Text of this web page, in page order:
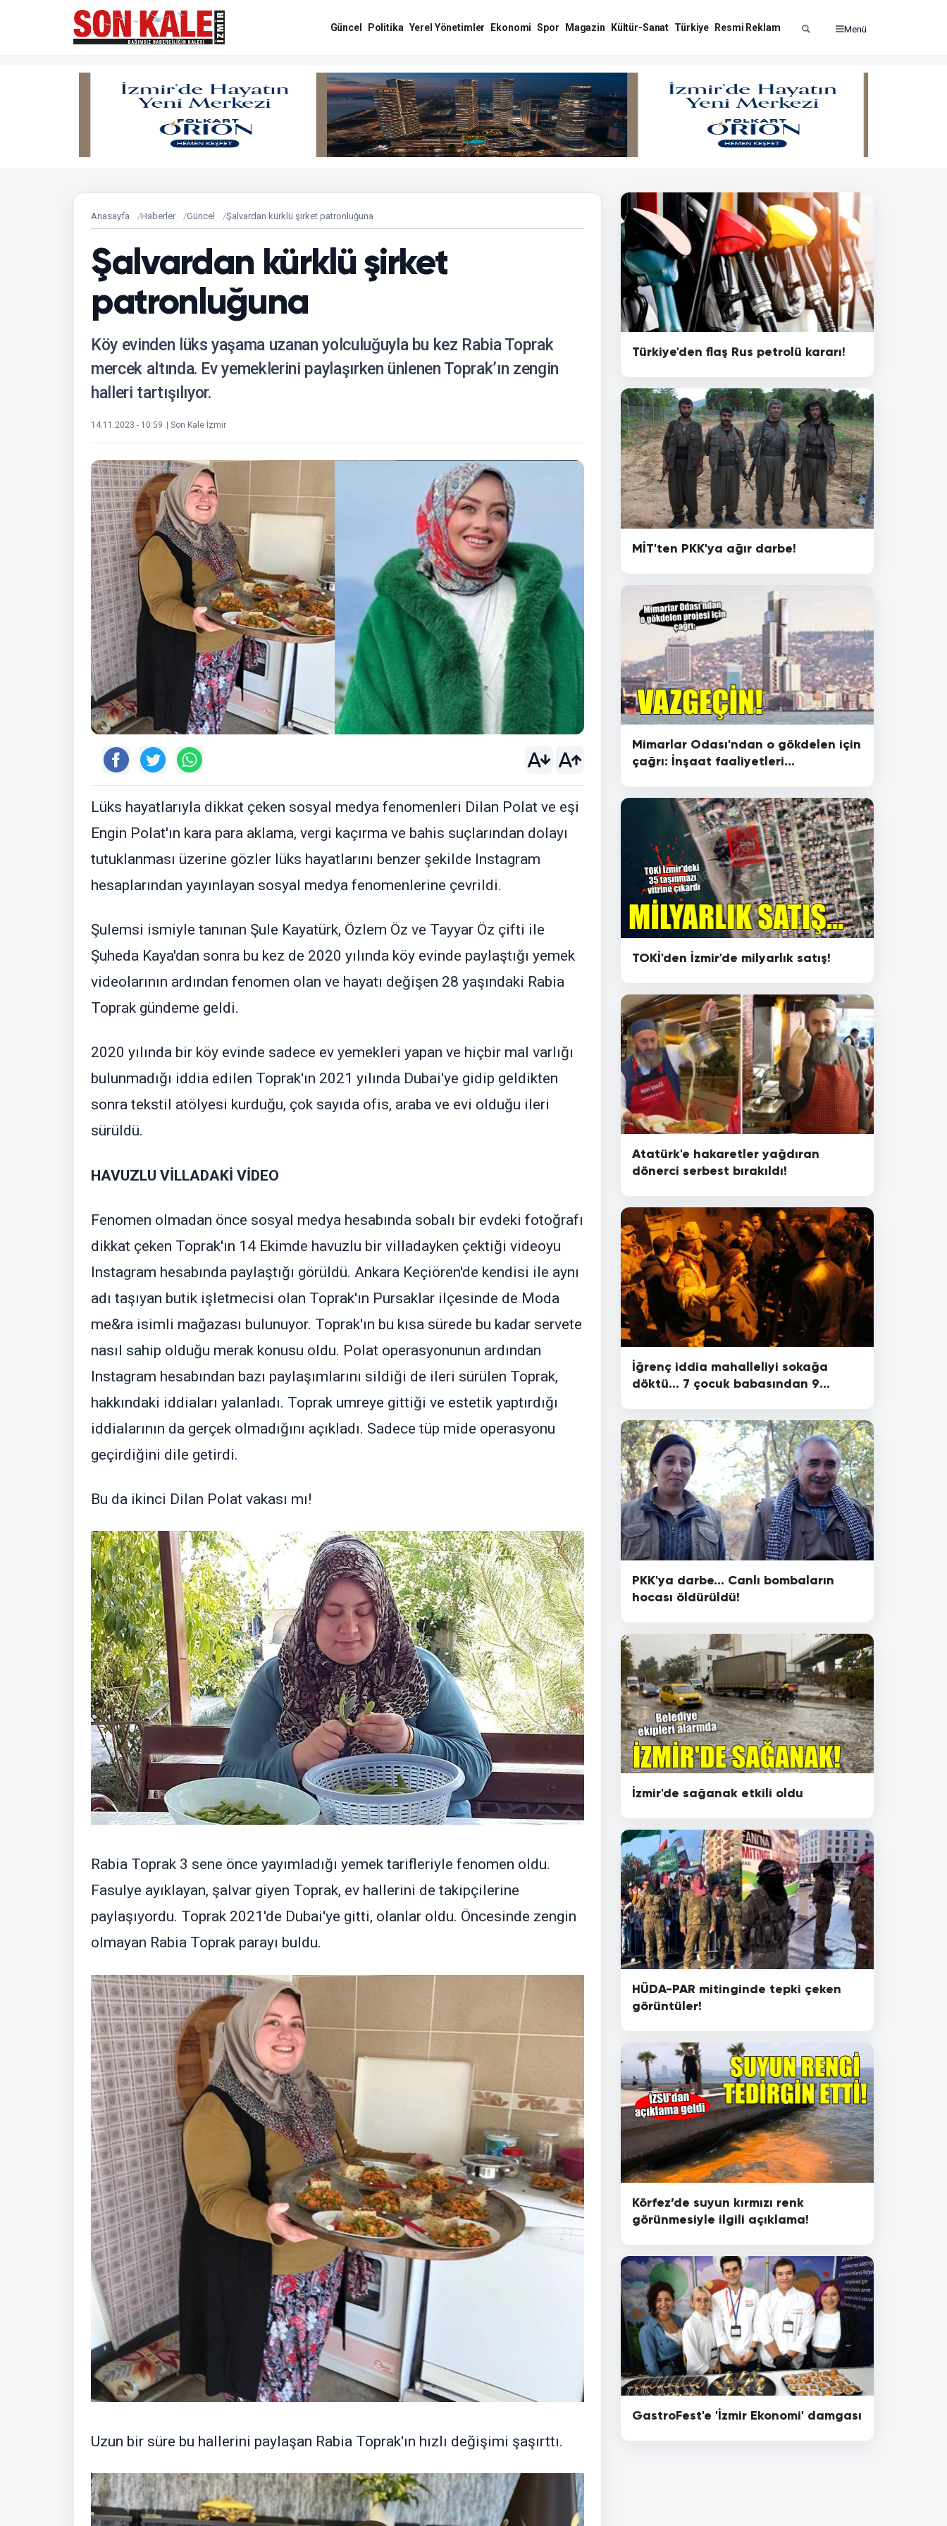
Güncel Politika Yerel Yönetimler Ekonomi Spor Magazin Kültür-Sanat Türkiye Resmi Reklam Menü
Anasayfa Haberler Güncel Şalvardan kürklü şirket patronluğuna
Şalvardan kürklü şirket
patronluğuna
Köy evinden lüks yaşama uzanan yolculuğuyla bu kez Rabia Toprak
mercek altında. Ev yemeklerini paylaşırken ünlenen Toprak’ın zengin
halleri tartışılıyor.
14.11.2023 - 10:59 | Son Kale İzmir
Lüks hayatlarıyla dikkat çeken sosyal medya fenomenleri Dilan Polat ve eşi
Engin Polat'ın kara para aklama, vergi kaçırma ve bahis suçlarından dolayı
tutuklanması üzerine gözler lüks hayatlarını benzer şekilde Instagram
hesaplarından yayınlayan sosyal medya fenomenlerine çevrildi.
Şulemsi ismiyle tanınan Şule Kayatürk, Özlem Öz ve Tayyar Öz çifti ile
Şuheda Kaya'dan sonra bu kez de 2020 yılında köy evinde paylaştığı yemek
videolarının ardından fenomen olan ve hayatı değişen 28 yaşındaki Rabia
Toprak gündeme geldi.
2020 yılında bir köy evinde sadece ev yemekleri yapan ve hiçbir mal varlığı
bulunmadığı iddia edilen Toprak'ın 2021 yılında Dubai'ye gidip geldikten
sonra tekstil atölyesi kurduğu, çok sayıda ofis, araba ve evi olduğu ileri
sürüldü.
HAVUZLU VİLLADAKİ VİDEO
Fenomen olmadan önce sosyal medya hesabında sobalı bir evdeki fotoğrafı
dikkat çeken Toprak'ın 14 Ekimde havuzlu bir villadayken çektiği videoyu
Instagram hesabında paylaştığı görüldü. Ankara Keçiören'de kendisi ile aynı
adı taşıyan butik işletmecisi olan Toprak'ın Pursaklar ilçesinde de Moda
me&ra isimli mağazası bulunuyor. Toprak'ın bu kısa sürede bu kadar servete
nasıl sahip olduğu merak konusu oldu. Polat operasyonunun ardından
Instagram hesabından bazı paylaşımlarını sildiği de ileri sürülen Toprak,
hakkındaki iddiaları yalanladı. Toprak umreye gittiği ve estetik yaptırdığı
iddialarının da gerçek olmadığını açıkladı. Sadece tüp mide operasyonu
geçirdiğini dile getirdi.
Bu da ikinci Dilan Polat vakası mı!
Rabia Toprak 3 sene önce yayımladığı yemek tarifleriyle fenomen oldu.
Fasulye ayıklayan, şalvar giyen Toprak, ev hallerini de takipçilerine
paylaşıyordu. Toprak 2021'de Dubai'ye gitti, olanlar oldu. Öncesinde zengin
olmayan Rabia Toprak parayı buldu.
Uzun bir süre bu hallerini paylaşan Rabia Toprak'ın hızlı değişimi şaşırttı.
Türkiye'den flaş Rus petrolü kararı!
MİT'ten PKK'ya ağır darbe!
Mimarlar Odası'ndan o gökdelen için
çağrı: İnşaat faaliyetleri
TOKİ'den İzmir'de milyarlık satış!
Atatürk'e hakaretler yağdıran
dönerci serbest bırakıldı!
İğrenç iddia mahalleliyi sokağa
döktü... 7 çocuk babasından 9
PKK'ya darbe... Canlı bombaların
hocası öldürüldü!
İzmir'de sağanak etkili oldu
HÜDA-PAR mitinginde tepki çeken
görüntüler!
Körfez’de suyun kırmızı renk
görünmesiyle ilgili açıklama!
GastroFest'e 'İzmir Ekonomi' damgası